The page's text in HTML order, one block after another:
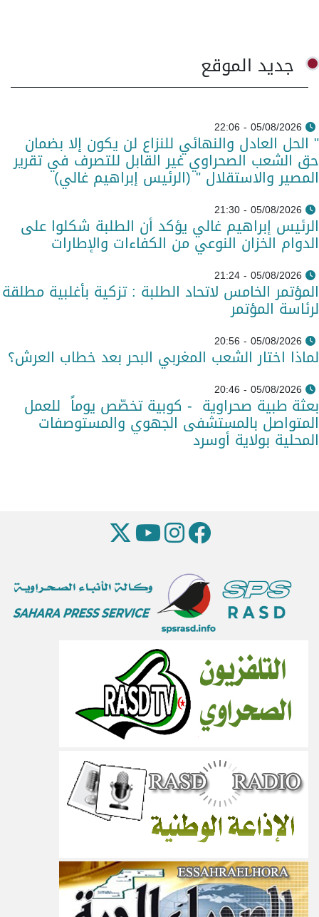
جديد الموقع
05/08/2026 - 22:06
" الحل العادل والنهائي للنزاع لن يكون إلا بضمان
حق الشعب الصحراوي غير القابل للتصرف في تقرير
المصير والاستقلال " (الرئيس إبراهيم غالي)
05/08/2026 - 21:30
الرئيس إبراهيم غالي يؤكد أن الطلبة شكلوا على
الدوام الخزان النوعي من الكفاءات والإطارات
05/08/2026 - 21:24
المؤتمر الخامس لاتحاد الطلبة : تزكية بأغلبية مطلقة
لرئاسة المؤتمر
05/08/2026 - 20:56
لماذا اختار الشعب المغربي البحر بعد خطاب العرش؟
05/08/2026 - 20:46
بعثة طبية صحراوية - كوبية تخصّص يوماً للعمل
المتواصل بالمستشفى الجهوي والمستوصفات
المحلية بولاية أوسرد